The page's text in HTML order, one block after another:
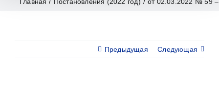
Предыдущая Следующая